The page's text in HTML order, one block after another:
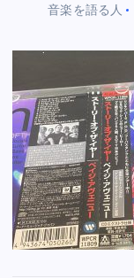
音楽を語る人